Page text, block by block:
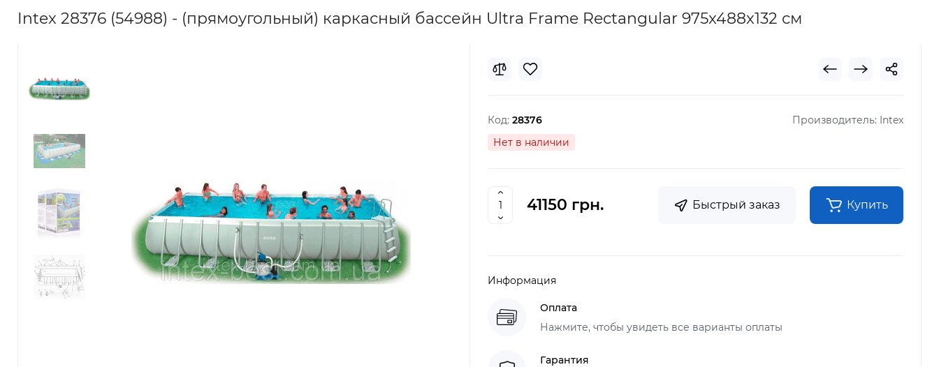
Intex 28376 (54988) - (прямоугольный) каркасный бассейн Ultra Frame Rectangular 975x488x132 см
Код: 28376 Производитель: Intex
Нет в наличии
41150 грн. Быстрый заказ Купить
Информация
Оплата
Нажмите, чтобы увидеть все варианты оплаты
Гарантия